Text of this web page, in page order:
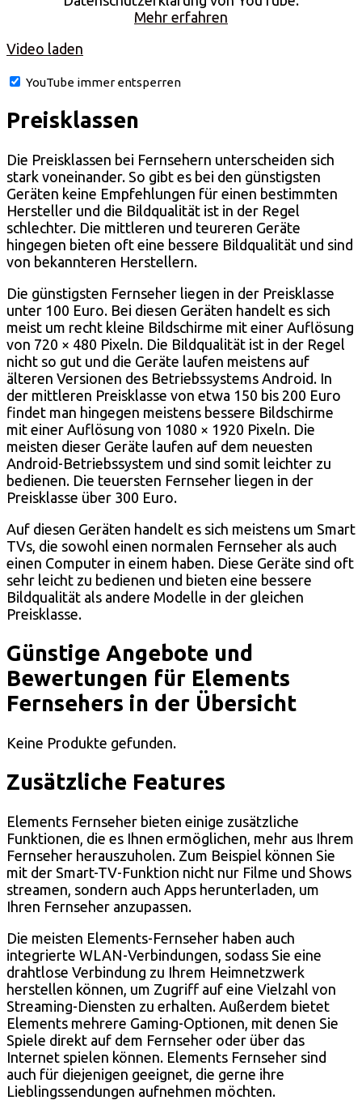
Mehr erfahren
Video laden
YouTube immer entsperren
Preisklassen
Die Preisklassen bei Fernsehern unterscheiden sich
stark voneinander. So gibt es bei den günstigsten
Geräten keine Empfehlungen für einen bestimmten
Hersteller und die Bildqualität ist in der Regel
schlechter. Die mittleren und teureren Geräte
hingegen bieten oft eine bessere Bildqualität und sind
von bekannteren Herstellern.
Die günstigsten Fernseher liegen in der Preisklasse
unter 100 Euro. Bei diesen Geräten handelt es sich
meist um recht kleine Bildschirme mit einer Auflösung
von 720 × 480 Pixeln. Die Bildqualität ist in der Regel
nicht so gut und die Geräte laufen meistens auf
älteren Versionen des Betriebssystems Android. In
der mittleren Preisklasse von etwa 150 bis 200 Euro
findet man hingegen meistens bessere Bildschirme
mit einer Auflösung von 1080 × 1920 Pixeln. Die
meisten dieser Geräte laufen auf dem neuesten
Android-Betriebssystem und sind somit leichter zu
bedienen. Die teuersten Fernseher liegen in der
Preisklasse über 300 Euro.
Auf diesen Geräten handelt es sich meistens um Smart
TVs, die sowohl einen normalen Fernseher als auch
einen Computer in einem haben. Diese Geräte sind oft
sehr leicht zu bedienen und bieten eine bessere
Bildqualität als andere Modelle in der gleichen
Preisklasse.
Günstige Angebote und
Bewertungen für Elements
Fernsehers in der Übersicht
Keine Produkte gefunden.
Zusätzliche Features
Elements Fernseher bieten einige zusätzliche
Funktionen, die es Ihnen ermöglichen, mehr aus Ihrem
Fernseher herauszuholen. Zum Beispiel können Sie
mit der Smart-TV-Funktion nicht nur Filme und Shows
streamen, sondern auch Apps herunterladen, um
Ihren Fernseher anzupassen.
Die meisten Elements-Fernseher haben auch
integrierte WLAN-Verbindungen, sodass Sie eine
drahtlose Verbindung zu Ihrem Heimnetzwerk
herstellen können, um Zugriff auf eine Vielzahl von
Streaming-Diensten zu erhalten. Außerdem bietet
Elements mehrere Gaming-Optionen, mit denen Sie
Spiele direkt auf dem Fernseher oder über das
Internet spielen können. Elements Fernseher sind
auch für diejenigen geeignet, die gerne ihre
Lieblingssendungen aufnehmen möchten.